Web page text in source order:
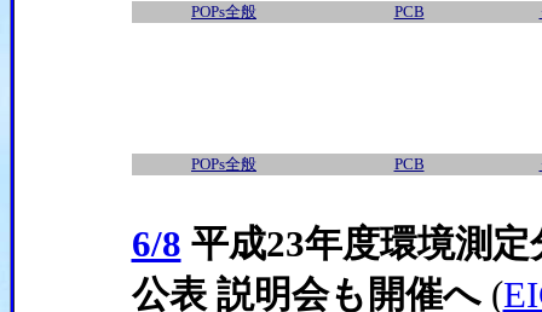
POPs全般 PCB
POPs全般 PCB
6/8 平成23年度環境測
公表 説明会も開催へ(